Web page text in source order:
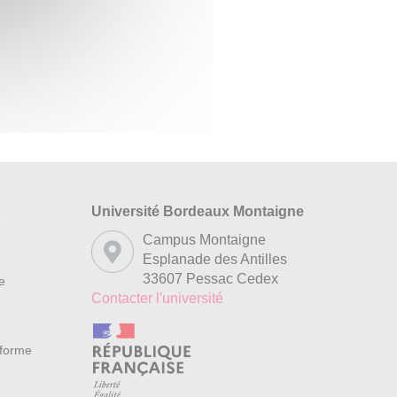
Université Bordeaux Montaigne
Campus Montaigne
Esplanade des Antilles
33607 Pessac Cedex
Contacter l'université